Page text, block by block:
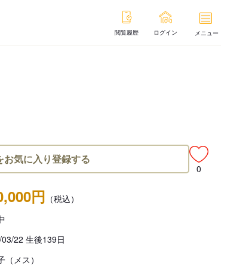
閲覧履歴 ログイン メニュー
お気に入り登録する
0
円 （税込）
22 生後139日
（メス）